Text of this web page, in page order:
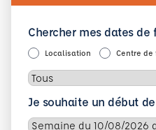
Chercher mes dates de
Localisation Centre
Je souhaite un début